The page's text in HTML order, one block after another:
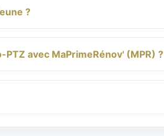
?
avec MaPrimeRénov' (MPR) ?